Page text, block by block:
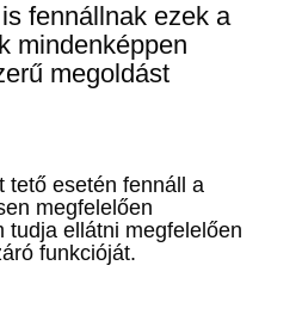
fennállnak ezek a
mindenképpen
megoldást
tető esetén fennáll a
megfelelően
tudja ellátni megfelelően
funkcióját.